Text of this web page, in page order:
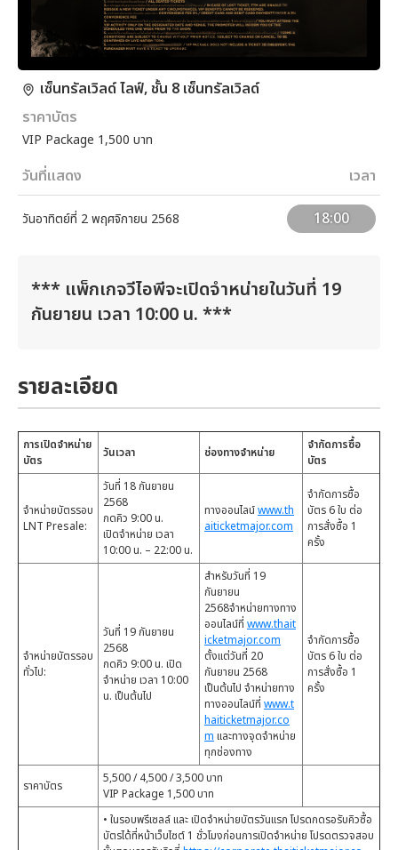
เซ็นทรัลเวิลด์ ไลฟ์, ชั้น 8 เซ็นทรัลเวิลด์
ราคาบัตร
VIP Package 1,500 บาท
วันที่แสดง เวลา
วันอาทิตย์ที่ 2 พฤศจิกายน 2568 18:00
*** แพ็กเกจวีไอพีจะเปิดจำหน่ายในวันที่ 19
กันยายน เวลา 10:00 น. ***
รายละเอียด
การเปิดจำหน่าย
บัตร
วันเวลา ช่องทางจำหน่าย
จำกัดการซื้อ
บัตร
จำหน่ายบัตรรอบ
LNT Presale:
วันที่ 18 กันยายน
2568
กดคิว 9:00 น.
เปิดจำหน่าย เวลา
10:00 น. – 22:00 น.
ทางออนไลน์www.th
aiticketmajor.com
จำกัดการซื้อ
บัตร 6 ใบ ต่อ
การสั่งซื้อ 1
ครั้ง
จำหน่ายบัตรรอบ
ทั่วไป:
วันที่ 19 กันยายน
2568
กดคิว 9:00 น. เปิด
จำหน่าย เวลา 10:00
น. เป็นต้นไป
สำหรับวันที่ 19
กันยายน
2568จำหน่ายทางทาง
ออนไลน์ที่ www.thait
icketmajor.com
ตั้งแต่วันที่ 20
กันยายน 2568
เป็นต้นไป จำหน่ายทาง
ทางออนไลน์ที่ www.t
haiticketmajor.co
m และทางจุดจำหน่าย
ทุกช่องทาง
จำกัดการซื้อ
บัตร 6 ใบ ต่อ
การสั่งซื้อ 1
ครั้ง
ราคาบัตร
5,500 / 4,500 / 3,500 บาท
VIP Package 1,500 บาท
• ในรอบพรีเซลล์ และ เปิดจำหน่ายบัตรวันแรก โปรดกดรอรับคิวซื้อ
บัตรได้ที่หน้าเว็บไซต์ 1 ชั่วโมงก่อนการเปิดจำหน่าย โปรดตรวจสอบ